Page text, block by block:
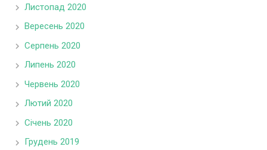
Листопад 2020
Вересень 2020
Серпень 2020
Липень 2020
Червень 2020
Лютий 2020
Січень 2020
Грудень 2019